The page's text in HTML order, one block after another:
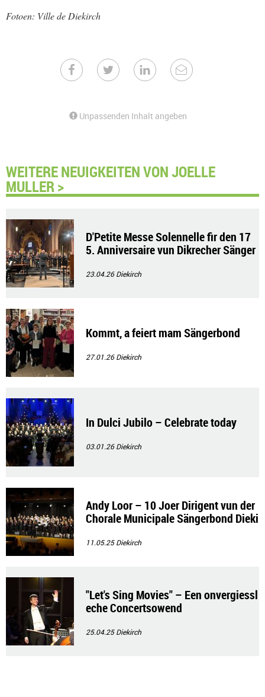
Fotoen: Ville de Diekirch
Unpassenden Inhalt angeben
WEITERE NEUIGKEITEN VON JOELLE
MULLER >
D'Petite Messe Solennelle fir den 17
5. Anniversaire vun Dikrecher Sänger
23.04.26Diekirch
Kommt, a feiert mam Sängerbond
27.01.26Diekirch
In Dulci Jubilo – Celebrate today
03.01.26Diekirch
Andy Loor – 10 Joer Dirigent vun der
Chorale Municipale Sängerbond Dieki
11.05.25Diekirch
"Let's Sing Movies" – Een onvergiessl
eche Concertsowend
25.04.25Diekirch